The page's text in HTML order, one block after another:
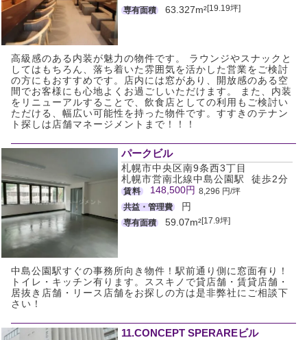
専有面積 63.327m²[19.19坪]
高級感のある内装が魅力の物件です。 ラウンジやスナックと
してはもちろん、落ち着いた雰囲気を活かした営業をご検討
の方にもおすすめです。店内には窓があり、開放感のある空
間でお客様にも心地よくお過ごしいただけます。 また、内装
をリニューアルすることで、飲食店としての利用もご検討い
ただける、幅広い可能性を持った物件です。すすきのテナン
ト探しは店舗マネージメントまで！！！
パークビル
札幌市中央区南9条西3丁目
札幌市営南北線中島公園駅 徒歩2分
賃料 148,500円 8,296 円/坪
共益・管理費
円
専有面積 59.07m²[17.9坪]
中島公園駅すぐの事務所向き物件！駅前通り側に窓面有り！
トイレ・キッチン有ります。ススキノで貸店舗・賃貸店舗・
居抜き店舗・リース店舗をお探しの方は是非弊社にご相談下
さい！
11.CONCEPT SPERAREビル